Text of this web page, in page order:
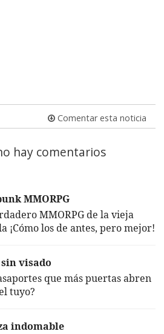
Comentar esta noticia
hay comentarios
MMORPG
MMORPG de la vieja
¡Cómo los de antes, pero mejor!
visado
que más puertas abren
tuyo?
indomable